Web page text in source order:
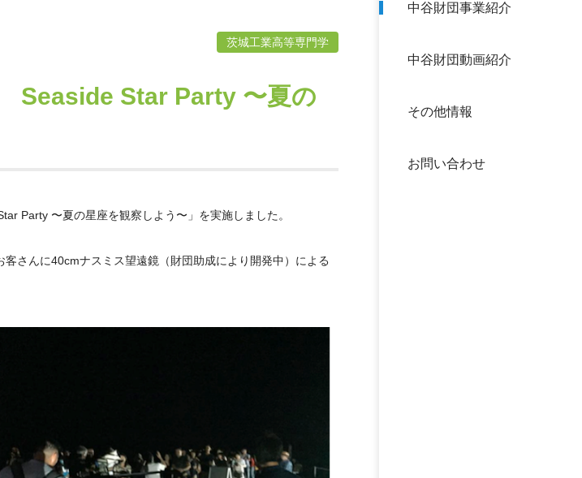
中谷財団事業紹介
中谷財団動画紹介
その他情報
お問い合わせ
茨城工業高等専門学
Seaside Star Party 〜夏の
Party 〜夏の星座を観察しよう〜」を実施しました。
さんに40cmナスミス望遠鏡（財団助成により開発中）による